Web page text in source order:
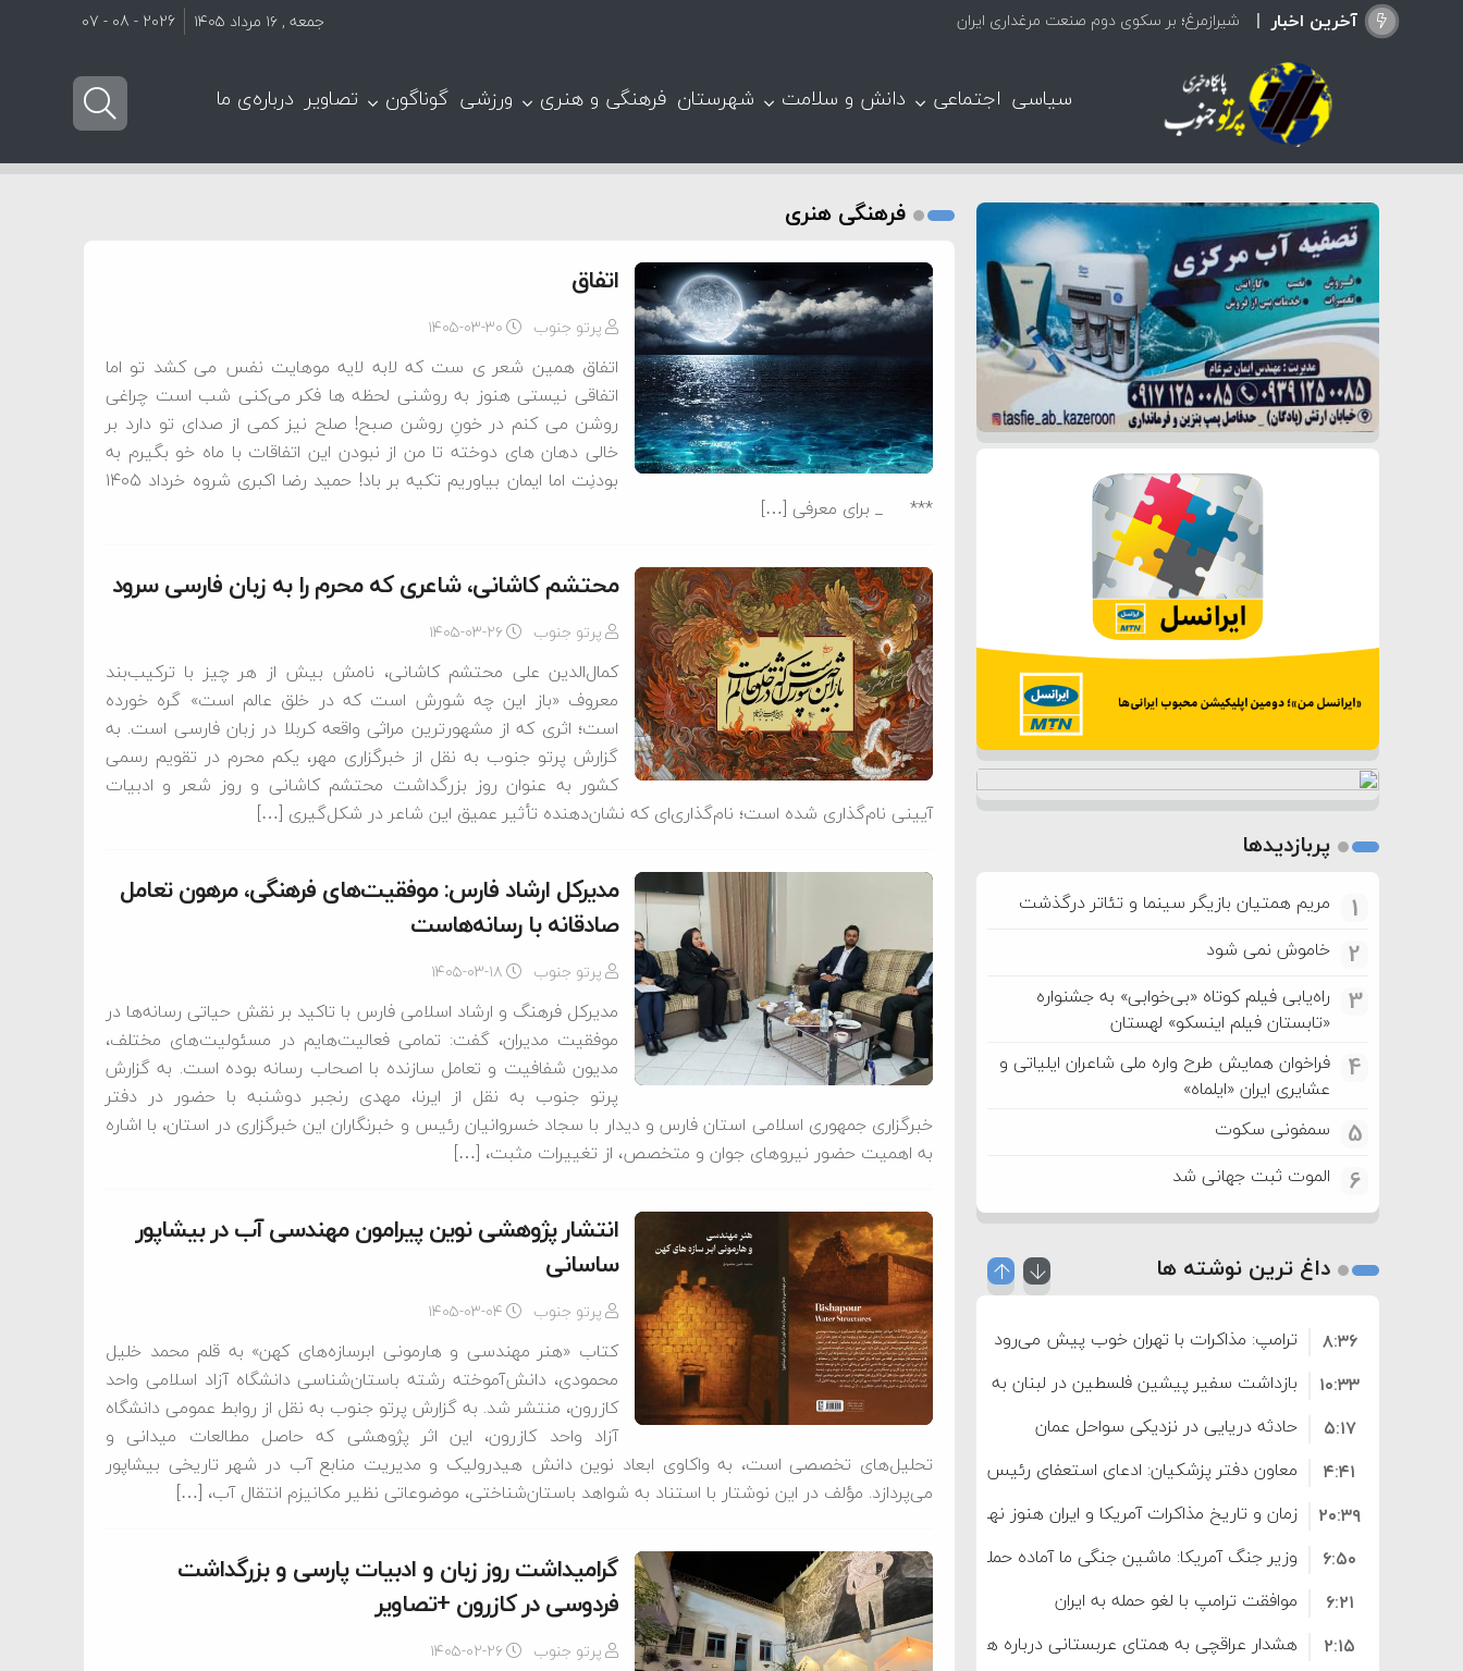
آخرین اخبار تع جمعه , ۱۶ مرداد ۱۴۰۵ 2026 - 08 - 07
سیاسی اجتماعی دانش و سلامت شهرستان فرهنگی و هنری ورزشی گوناگون تصاویر درباره‌ی ما
فرهنگی هنری
اتفاق
پرتو جنوب ۱۴۰۵-۰۳-۳۰
اتفاق همین شعر ی ست که لابه لایه موهایت نفس می کشد تو اما
اتفاقی نیستی هنوز به روشنی لحظه ها فکر می‌کنی شب است چراغی
روشن می کنم در خونِ روشن صبح! صلح نیز کمی از صدای تو دارد بر
خالی دهان های دوخته تا من از نبودن این اتفاقات با ماه خو بگیرم به
بودنِت اما ایمان بیاوریم تکیه بر باد! حمید رضا اکبری شروه خرداد ۱۴۰۵
*** _ برای معرفی […]
محتشم کاشانی، شاعری که محرم را به زبان فارسی سرود
پرتو جنوب ۱۴۰۵-۰۳-۲۶
کمال‌الدین علی محتشم کاشانی، نامش بیش از هر چیز با ترکیب‌بند
معروف «باز این چه شورش است که در خلق عالم است» گره خورده
است؛ اثری که از مشهورترین مراثی واقعه کربلا در زبان فارسی است. به
گزارش پرتو جنوب به نقل از خبرگزاری مهر، یکم محرم در تقویم رسمی
کشور به عنوان روز بزرگداشت محتشم کاشانی و روز شعر و ادبیات
آیینی نام‌گذاری شده است؛ نام‌گذاری‌ای که نشان‌دهنده تأثیر عمیق این شاعر در شکل‌گیری […]
مدیرکل ارشاد فارس: موفقیت‌های فرهنگی، مرهون تعامل
صادقانه با رسانه‌هاست
پرتو جنوب ۱۴۰۵-۰۳-۱۸
مدیرکل فرهنگ و ارشاد اسلامی فارس با تاکید بر نقش حیاتی رسانه‌ها در
موفقیت مدیران، گفت: تمامی فعالیت‌هایم در مسئولیت‌های مختلف،
مدیون شفافیت و تعامل سازنده با اصحاب رسانه بوده است. به گزارش
پرتو جنوب به نقل از ایرنا، مهدی رنجبر دوشنبه با حضور در دفتر
خبرگزاری جمهوری اسلامی استان فارس و دیدار با سجاد خسروانیان رئیس و خبرنگاران این خبرگزاری در استان، با اشاره
به اهمیت حضور نیروهای جوان و متخصص، از تغییرات مثبت، […]
انتشار پژوهشی نوین پیرامون مهندسی آب در بیشاپور
ساسانی
پرتو جنوب ۱۴۰۵-۰۳-۰۴
کتاب «هنر مهندسی و هارمونی ابرسازه‌های کهن» به قلم محمد خلیل
محمودی، دانش‌آموخته رشته باستان‌شناسی دانشگاه آزاد اسلامی واحد
کازرون، منتشر شد. به گزارش پرتو جنوب به نقل از روابط عمومی دانشگاه
آزاد واحد کازرون، این اثر پژوهشی که حاصل مطالعات میدانی و
تحلیل‌های تخصصی است، به واکاوی ابعاد نوین دانش هیدرولیک و مدیریت منابع آب در شهر تاریخی بیشاپور
می‌پردازد. مؤلف در این نوشتار با استناد به شواهد باستان‌شناختی، موضوعاتی نظیر مکانیزم انتقال آب، […]
گرامیداشت روز زبان و ادبیات پارسی و بزرگداشت
فردوسی در کازرون +تصاویر
پرتو جنوب ۱۴۰۵-۰۲-۲۶
پربازدیدها
1 مریم همتیان بازیگر سینما و تئاتر درگذشت
2 خاموش نمی شود
3
راه‌یابی فیلم کوتاه «بی‌خوابی» به جشنواره
«تابستان فیلم اینسکو» لهستان
4
فراخوان همایش طرح واره ملی شاعران ایلیاتی و
عشایری ایران «ایلماه»
5 سمفونی سکوت
6 الموت ثبت جهانی شد
داغ ترین نوشته ها
ترامپ: مذاکرات با تهران خوب پیش می‌رود
۸:۳۶
بازداشت سفیر پیشین فلسطین در لبنان به اتهام فساد و اختلاس اموال
۱۰:۳۳
حادثه دریایی در نزدیکی سواحل عمان
۵:۱۷
معاون دفتر پزشکیان: ادعای استعفای رئیس‌جمهور واهی و کذب محض
است
۴:۴۱
زمان و تاریخ مذاکرات آمریکا و ایران هنوز نهایی نشده است
۲۰:۳۹
وزیر جنگ آمریکا: ماشین جنگی ما آماده حمله نظامی علیه ایران است
۶:۵۰
موافقت ترامپ با لغو حمله به ایران
۶:۲۱
هشدار عراقچی به همتای عربستانی درباره همراهی با آمریکا
۲:۱۵